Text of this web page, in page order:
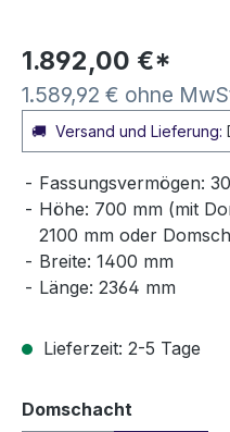
1.892,00 €*
1.589,92 € ohne
🚚 Versand und Lieferung:
Fassungsvermögen:
Höhe: 700 mm (mit
2100 mm oder
Breite: 1400 mm
Länge: 2364 mm
Lieferzeit: 2-5 Tage
Domschacht